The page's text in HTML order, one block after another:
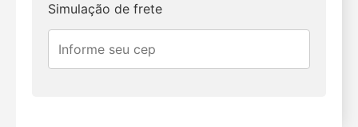
Simulação de frete